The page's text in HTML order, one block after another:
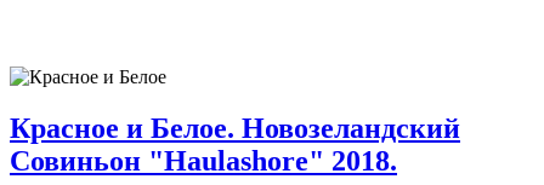
Красное и Белое. Новозеландский
Совиньон "Haulashore" 2018.